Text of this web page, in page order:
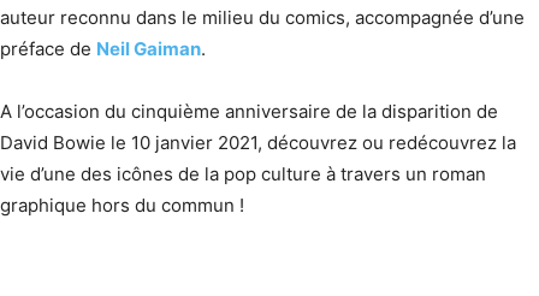
auteur reconnu dans le milieu du comics, accompagnée d’une
préface de Neil Gaiman.
A l’occasion du cinquième anniversaire de la disparition de
David Bowie le 10 janvier 2021, découvrez ou redécouvrez la
vie d’une des icônes de la pop culture à travers un roman
graphique hors du commun !